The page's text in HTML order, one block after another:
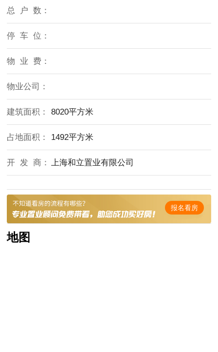
总 户 数：
停 车 位：
物 业 费：
物业公司：
建筑面积： 8020平方米
占地面积： 1492平方米
开 发 商： 上海和立置业有限公司
报名看房
地图